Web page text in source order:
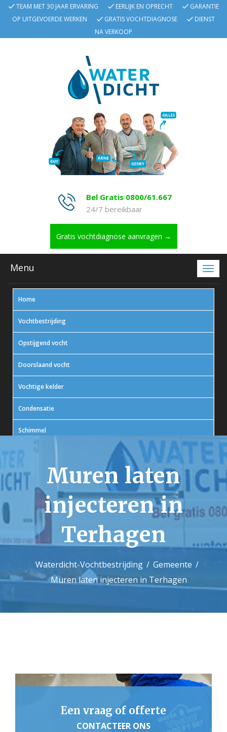
TEAM MET 30 JAAR ERVARING EERLIJK EN OPRECHT
GARANTIE
OP UITGEVOERDE WERKEN
GRATIS VOCHTDIAGNOSE
DIENST
NA VERKOOP
Bel Gratis 0800/61.667
24/7 bereikbaar
Gratis vochtdiagnose aanvragen →
Menu
Home
Vochtbestrijding
Opstijgend vocht
Doorslaand vocht
Vochtige kelder
Condensatie
Schimmel
Contact
Muren laten
injecteren in
Terhagen
Waterdicht-Vochtbestrijding
Gemeente
Muren laten injecteren in Terhagen
Een vraag of offerte
CONTACTEER ONS